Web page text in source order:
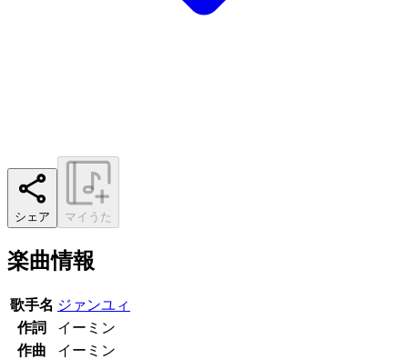
シェア マイうた
楽曲情報
歌手名 ジァンユィ
作詞
イーミン
作曲
イーミン